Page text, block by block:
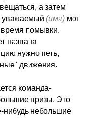
а затем
уважаемый(имя) мог
помывки.
названа
нужно петь,
движения.
команда-
призы. Это
нибудь небольшие